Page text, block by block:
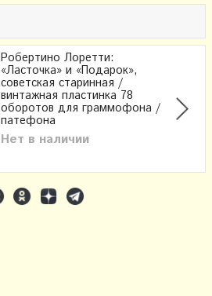
Робертино Лоретти:
«Ласточка» и «Подарок»,
советская старинная /
винтажная пластинка 78
оборотов для граммофона /
патефона
Нет в наличии